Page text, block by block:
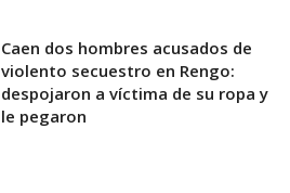
Caen dos hombres acusados de
violento secuestro en Rengo:
despojaron a víctima de su ropa y
le pegaron